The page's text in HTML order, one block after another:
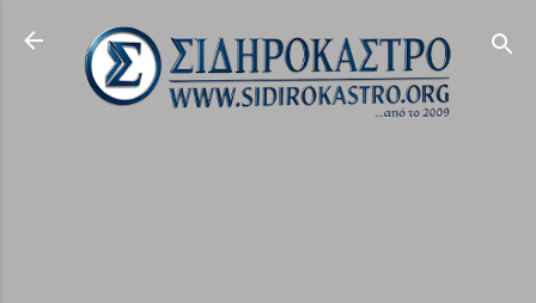
Μετάβαση στο κύριο περιεχόμενο